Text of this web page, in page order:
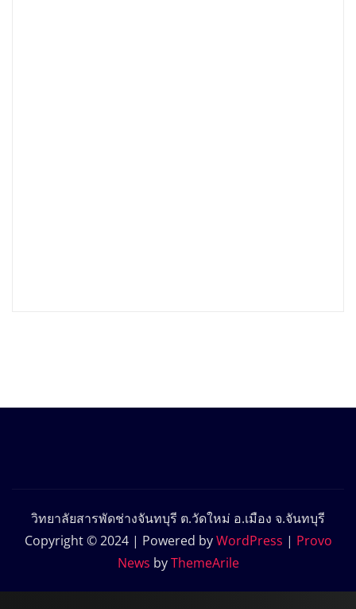
วิทยาลัยสารพัดช่างจันทบุรี ต.วัดใหม่ อ.เมือง จ.จันทบุรี
Copyright © 2024 | Powered byWordPress | Provo
News byThemeArile